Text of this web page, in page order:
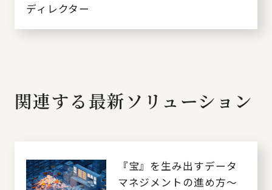
ディレクター
関連する最新ソリューション
『宝』を生み出すデータ
マネジメントの進め方～